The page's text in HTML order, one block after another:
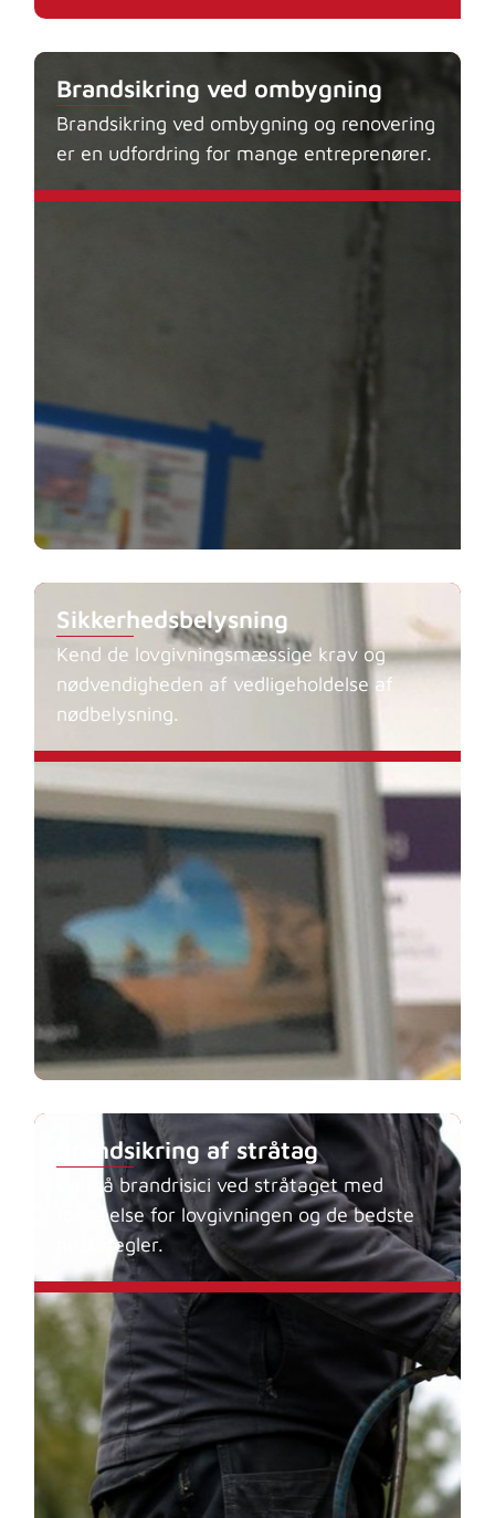
Brandsikring ved ombygning
Brandsikring ved ombygning og renovering
er en udfordring for mange entreprenører.
Sikkerhedsbelysning
Kend de lovgivningsmæssige krav og
nødvendigheden af vedligeholdelse af
nødbelysning.
Brandsikring af stråtag
Undgå brandrisici ved stråtaget med
forståelse for lovgivningen og de bedste
huskeregler.